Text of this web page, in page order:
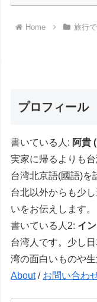
Home 旅行
プロフィール
書いている人: 阿貴
実家に帰るよりも
台湾北京語(國語)を
台北以外からも少
いをお伝えします。
書いている人2: イン
台湾人です。少し
湾の面白いものや生
About/ お問い合わ